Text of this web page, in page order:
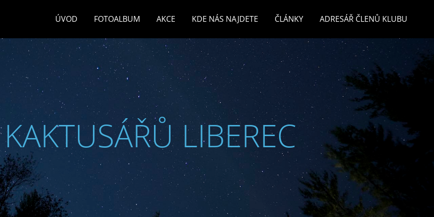
ÚVOD FOTOALBUM AKCE KDE NÁS NAJDETE ČLÁNKY ADRESÁŘ ČLENŮ KLUBU
LIBEREC